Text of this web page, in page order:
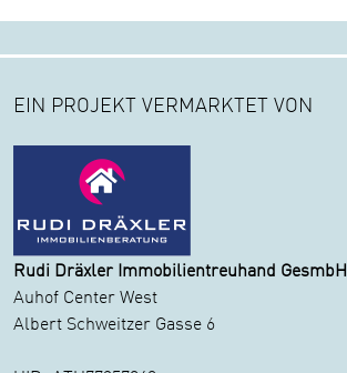
EIN PROJEKT VERMARKTET VON
Rudi Dräxler Immobilientreuhand GesmbH
Auhof Center West
Albert Schweitzer Gasse 6